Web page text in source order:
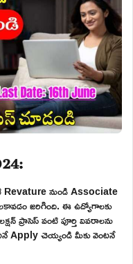
Revature నుండి Associate
జరిగింది. ఈ ఉద్యోగాలకు
ప్రాసెస్ వంటి పూర్తి వివరాలను
Apply చెయ్యండి మీకు వెంటనే